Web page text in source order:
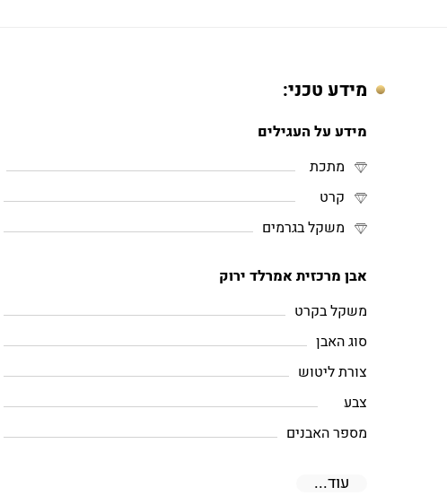
מידע טכני:
מידע על העגילים
מתכת
קרט
משקל בגרמים
אבן מרכזית אמרלד ירוק
משקל בקרט
סוג האבן
צורת ליטוש
צבע
מספר האבנים
עוד...